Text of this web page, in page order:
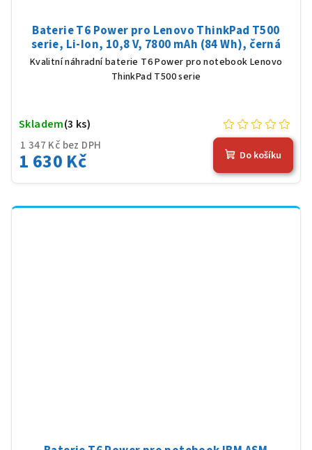
Baterie T6 Power pro Lenovo ThinkPad T500
serie, Li-Ion, 10,8 V, 7800 mAh (84 Wh), černá
Kvalitní náhradní baterie T6 Power pro notebook Lenovo
ThinkPad T500 serie
1 347 Kč bez DPH
1 630 Kč
Skladem(3 ks)
Do košíku